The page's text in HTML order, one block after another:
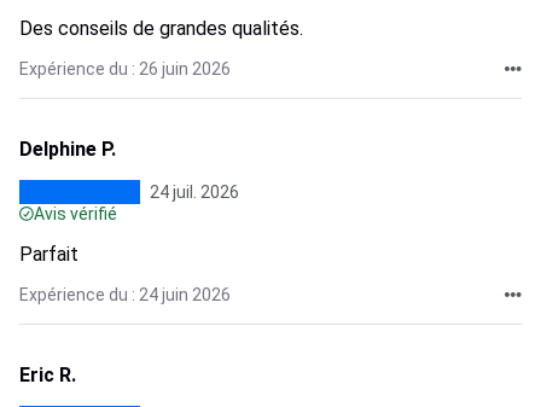
Des conseils de grandes qualités.
Expérience du : 26 juin 2026
Delphine P.
24 juil. 2026
Avis vérifié
Parfait
Expérience du : 24 juin 2026
Eric R.